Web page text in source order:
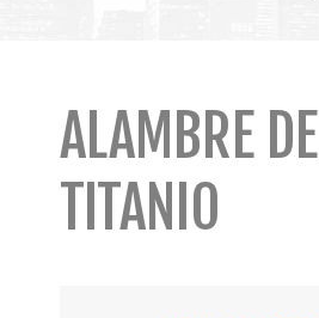
ALAMBRE DE
TITANIO